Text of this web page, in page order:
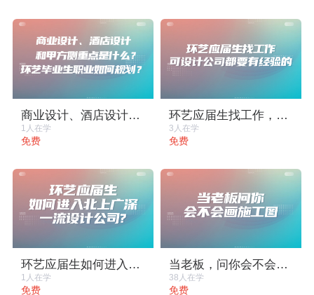
商业设计、酒店设计和甲方侧重点是什么？环艺毕业生职业如何规划？
1人在学
免费
环艺应届生找工作，可设计公司都要有经验的
3人在学
免费
环艺应届生如何进入北上广深一流设计公司？
1人在学
免费
当老板，问你会不会画施工图
38人在学
免费